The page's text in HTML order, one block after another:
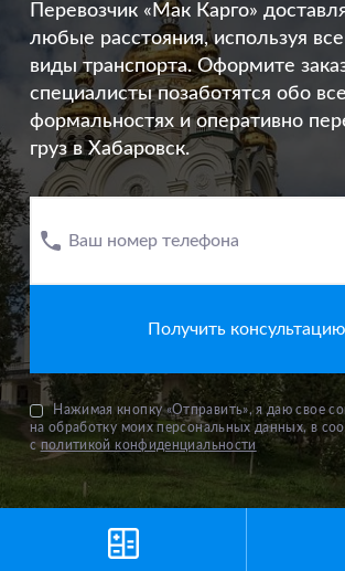
Перевозчик «Мак Карго»
любые расстояния, используя
виды транспорта. Оформите
специалисты позаботятся обо
формальностях и оперативно
груз в Хабаровск.
Ваш номер телефона
Нажимая кнопку «Отправить», я даю свое
на обработку моих персональных данных, в
с политикой конфиденциальности